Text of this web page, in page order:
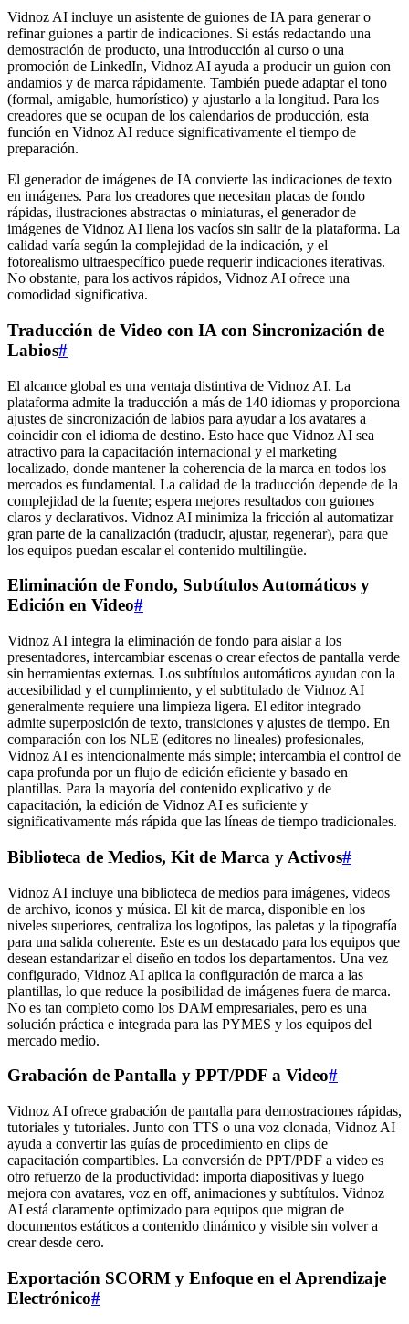
Vidnoz AI incluye un asistente de guiones de IA para generar o
refinar guiones a partir de indicaciones. Si estás redactando una
demostración de producto, una introducción al curso o una
promoción de LinkedIn, Vidnoz AI ayuda a producir un guion con
andamios y de marca rápidamente. También puede adaptar el tono
(formal, amigable, humorístico) y ajustarlo a la longitud. Para los
creadores que se ocupan de los calendarios de producción, esta
función en Vidnoz AI reduce significativamente el tiempo de
preparación.
El generador de imágenes de IA convierte las indicaciones de texto
en imágenes. Para los creadores que necesitan placas de fondo
rápidas, ilustraciones abstractas o miniaturas, el generador de
imágenes de Vidnoz AI llena los vacíos sin salir de la plataforma. La
calidad varía según la complejidad de la indicación, y el
fotorealismo ultraespecífico puede requerir indicaciones iterativas.
No obstante, para los activos rápidos, Vidnoz AI ofrece una
comodidad significativa.
Traducción de Video con IA con Sincronización de
Labios#
El alcance global es una ventaja distintiva de Vidnoz AI. La
plataforma admite la traducción a más de 140 idiomas y proporciona
ajustes de sincronización de labios para ayudar a los avatares a
coincidir con el idioma de destino. Esto hace que Vidnoz AI sea
atractivo para la capacitación internacional y el marketing
localizado, donde mantener la coherencia de la marca en todos los
mercados es fundamental. La calidad de la traducción depende de la
complejidad de la fuente; espera mejores resultados con guiones
claros y declarativos. Vidnoz AI minimiza la fricción al automatizar
gran parte de la canalización (traducir, ajustar, regenerar), para que
los equipos puedan escalar el contenido multilingüe.
Eliminación de Fondo, Subtítulos Automáticos y
Edición en Video#
Vidnoz AI integra la eliminación de fondo para aislar a los
presentadores, intercambiar escenas o crear efectos de pantalla verde
sin herramientas externas. Los subtítulos automáticos ayudan con la
accesibilidad y el cumplimiento, y el subtitulado de Vidnoz AI
generalmente requiere una limpieza ligera. El editor integrado
admite superposición de texto, transiciones y ajustes de tiempo. En
comparación con los NLE (editores no lineales) profesionales,
Vidnoz AI es intencionalmente más simple; intercambia el control de
capa profunda por un flujo de edición eficiente y basado en
plantillas. Para la mayoría del contenido explicativo y de
capacitación, la edición de Vidnoz AI es suficiente y
significativamente más rápida que las líneas de tiempo tradicionales.
Biblioteca de Medios, Kit de Marca y Activos#
Vidnoz AI incluye una biblioteca de medios para imágenes, videos
de archivo, iconos y música. El kit de marca, disponible en los
niveles superiores, centraliza los logotipos, las paletas y la tipografía
para una salida coherente. Este es un destacado para los equipos que
desean estandarizar el diseño en todos los departamentos. Una vez
configurado, Vidnoz AI aplica la configuración de marca a las
plantillas, lo que reduce la posibilidad de imágenes fuera de marca.
No es tan completo como los DAM empresariales, pero es una
solución práctica e integrada para las PYMES y los equipos del
mercado medio.
Grabación de Pantalla y PPT/PDF a Video#
Vidnoz AI ofrece grabación de pantalla para demostraciones rápidas,
tutoriales y tutoriales. Junto con TTS o una voz clonada, Vidnoz AI
ayuda a convertir las guías de procedimiento en clips de
capacitación compartibles. La conversión de PPT/PDF a video es
otro refuerzo de la productividad: importa diapositivas y luego
mejora con avatares, voz en off, animaciones y subtítulos. Vidnoz
AI está claramente optimizado para equipos que migran de
documentos estáticos a contenido dinámico y visible sin volver a
crear desde cero.
Exportación SCORM y Enfoque en el Aprendizaje
Electrónico#